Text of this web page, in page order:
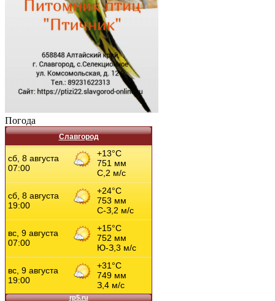
Погода
Славгород